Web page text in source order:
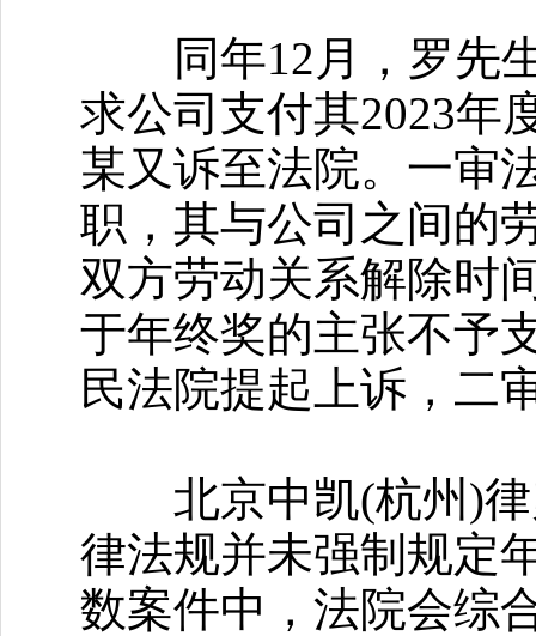
同年12月，罗先生
求公司支付其2023年
某又诉至法院。一审
职，其与公司之间的
双方劳动关系解除时
于年终奖的主张不予
民法院提起上诉，二
北京中凯(杭州)律
律法规并未强制规定
数案件中，法院会综